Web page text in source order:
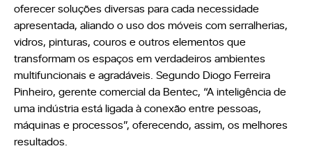
oferecer soluções diversas para cada necessidade
apresentada, aliando o uso dos móveis com serralherias,
vidros, pinturas, couros e outros elementos que
transformam os espaços em verdadeiros ambientes
multifuncionais e agradáveis. Segundo Diogo Ferreira
Pinheiro, gerente comercial da Bentec, “A inteligência de
uma indústria está ligada à conexão entre pessoas,
máquinas e processos”, oferecendo, assim, os melhores
resultados.